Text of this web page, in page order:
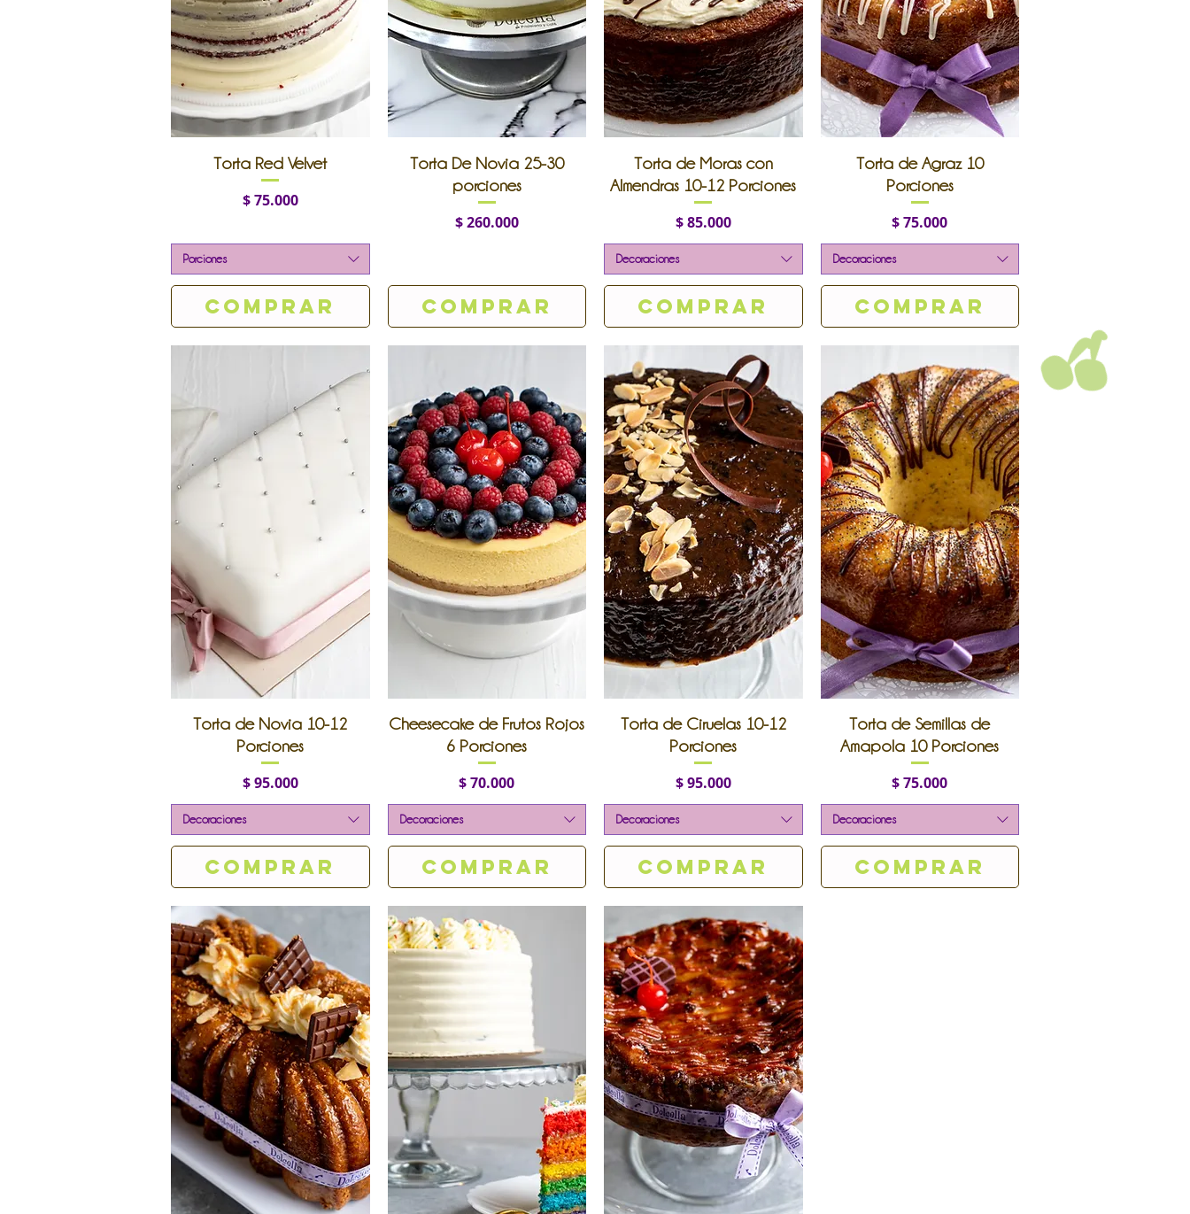
Vista rápida
Torta Red Velvet
Precio
$ 75.000
Porciones
Comprar
Vista rápida
Torta De Novia 25-30
porciones
Precio
$ 260.000
Comprar
Vista rápida
Torta de Moras con
Almendras 10-12 Porciones
Precio
$ 85.000
Decoraciones
Comprar
Vista rápida
Torta de Agraz 10
Porciones
Precio
$ 75.000
Decoraciones
Comprar
Vista rápida
Torta de Novia 10-12
Porciones
Precio
$ 95.000
Decoraciones
Comprar
Vista rápida
Cheesecake de Frutos Rojos
6 Porciones
Precio
$ 70.000
Decoraciones
Comprar
Vista rápida
Torta de Ciruelas 10-12
Porciones
Precio
$ 95.000
Decoraciones
Comprar
Vista rápida
Torta de Semillas de
Amapola 10 Porciones
Precio
$ 75.000
Decoraciones
Comprar